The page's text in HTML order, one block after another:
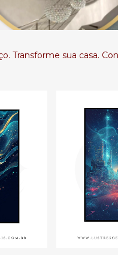
Transforme sua casa.